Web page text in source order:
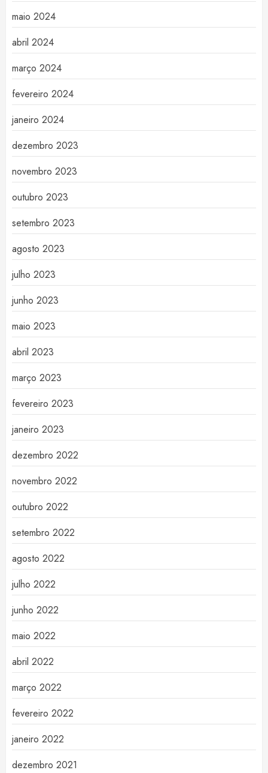
maio 2024
abril 2024
março 2024
fevereiro 2024
janeiro 2024
dezembro 2023
novembro 2023
outubro 2023
setembro 2023
agosto 2023
julho 2023
junho 2023
maio 2023
abril 2023
março 2023
fevereiro 2023
janeiro 2023
dezembro 2022
novembro 2022
outubro 2022
setembro 2022
agosto 2022
julho 2022
junho 2022
maio 2022
abril 2022
março 2022
fevereiro 2022
janeiro 2022
dezembro 2021